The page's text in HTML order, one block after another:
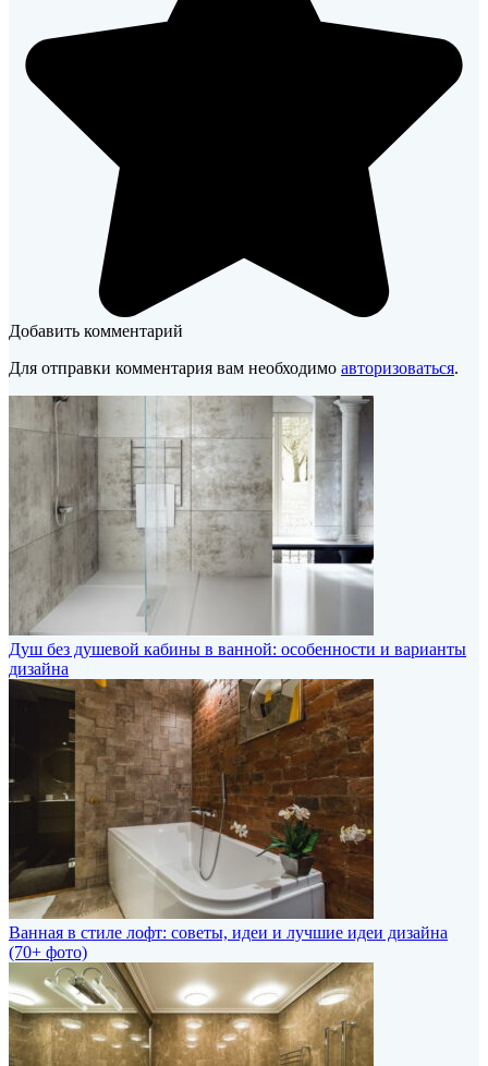
Добавить комментарий
Для отправки комментария вам необходимо авторизоваться.
Душ без душевой кабины в ванной: особенности и варианты
дизайна
Ванная в стиле лофт: советы, идеи и лучшие идеи дизайна
(70+ фото)